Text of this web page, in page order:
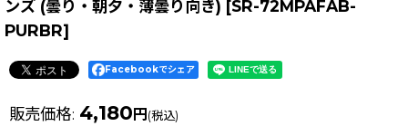
ンズ (曇り・朝夕・薄曇り向き) [SR-72MPAFAB-
PURBR]
Facebookでシェア
販売価格: 4,180 円 (税込)